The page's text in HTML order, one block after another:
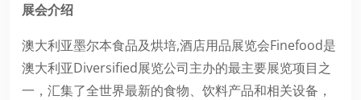
展会介绍
澳大利亚墨尔本食品及烘培,酒店用品展览会Finefood是
澳大利亚Diversified展览公司主办的最主要展览项目之
一，汇集了全世界最新的食物、饮料产品和相关设备，